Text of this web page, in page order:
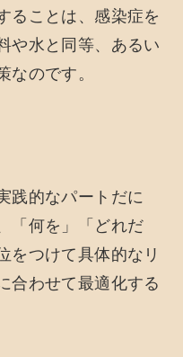
ることは、感染症を
や水と同等、あるい
なのです。
践的なパートだに
「何を」「どれだ
をつけて具体的なリ
合わせて最適化する